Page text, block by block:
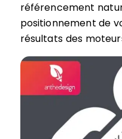
référencement
positionnement de
résultats des